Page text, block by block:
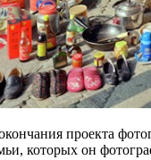
проекта
которых он